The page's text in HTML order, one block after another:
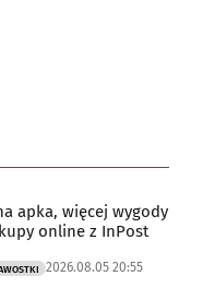
apka, więcej wygody
online z InPost
2026.08.05 20:55